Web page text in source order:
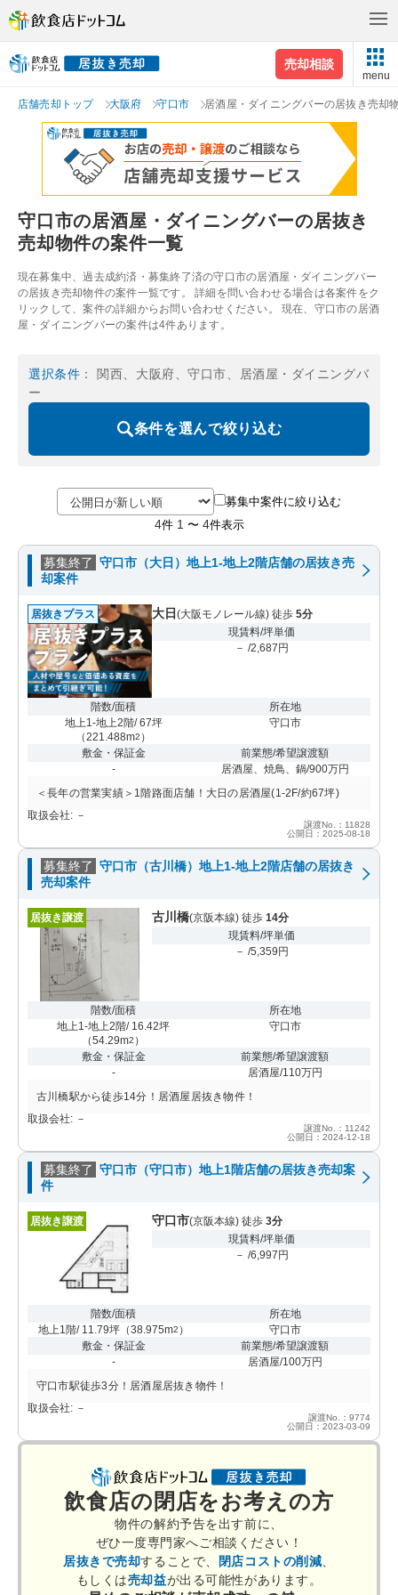
売却相談
menu
店舗売却トップ 大阪府 守口市 居酒屋・ダイニングバーの居抜き売却
守口市の居酒屋・ダイニングバーの居抜き
売却物件の案件一覧
現在募集中、過去成約済・募集終了済の守口市の居酒屋・ダイニングバー
の居抜き売却物件の案件一覧です。 詳細を問い合わせる場合は各案件をク
リックして、案件の詳細からお問い合わせください。 現在、守口市の居酒
屋・ダイニングバーの案件は4件あります。
選択条件 ： 関西、大阪府、守口市、居酒屋・ダイニングバ
ー
条件を選んで絞り込む
募集中案件に絞り込む
4件 1 〜 4件表示
募集終了 守口市（大日）地上1-地上2階店舗の居抜き売
却案件
居抜きプラス 大日 (大阪モノレール線) 徒歩 5分
現賃料/坪単価
－ /2,687円
階数/面積
地上1-地上2階/ 67坪
（221.488m2 ）
所在地
守口市
敷金・保証金
-
前業態/希望譲渡額
居酒屋、焼鳥、鍋/900万円
＜長年の営業実績＞1階路面店舗！大日の居酒屋(1-2F/約67坪)
取扱会社: －
譲渡No.：11828
公開日：2025-08-18
募集終了 守口市（古川橋）地上1-地上2階店舗の居抜き
売却案件
居抜き譲渡 古川橋(京阪本線) 徒歩 14分
現賃料/坪単価
－ /5,359円
階数/面積
地上1-地上2階/ 16.42坪
（54.29m2 ）
所在地
守口市
敷金・保証金
-
前業態/希望譲渡額
居酒屋/110万円
古川橋駅から徒歩14分！居酒屋居抜き物件！
取扱会社: －
譲渡No.：11242
公開日：2024-12-18
募集終了 守口市（守口市）地上1階店舗の居抜き売却案
件
居抜き譲渡 守口市(京阪本線) 徒歩 3分
現賃料/坪単価
－ /6,997円
階数/面積
地上1階/ 11.79坪（38.975m2 ）
所在地
守口市
敷金・保証金
-
前業態/希望譲渡額
居酒屋/100万円
守口市駅徒歩3分！居酒屋居抜き物件！
取扱会社: －
譲渡No.：9774
公開日：2023-03-09
飲食店の閉店をお考えの方
物件の解約予告を出す前に、
ぜひ一度専門家へご相談ください！
居抜きで売却することで、 閉店コストの削減
もしくは売却益が出る可能性があります。